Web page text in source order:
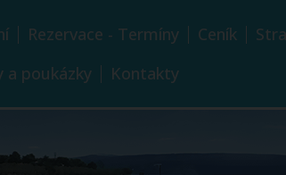
Rezervace - Termíny Ceník
a poukázky
Kontakty